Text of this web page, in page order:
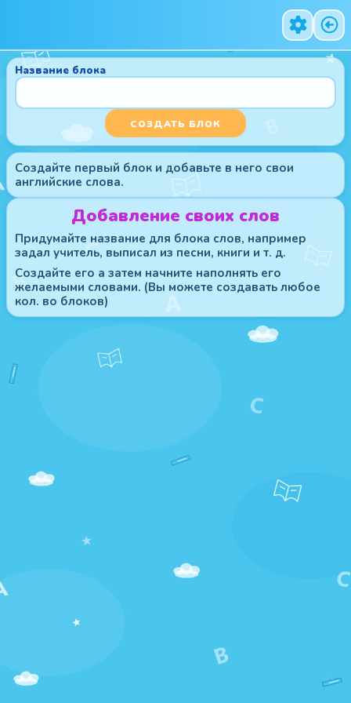
Название блока
СОЗДАТЬ БЛОК
Создайте первый блок и добавьте в него свои
английские слова.
Добавление своих слов
Придумайте название для блока слов, например
задал учитель, выписал из песни, книги и т. д.
Создайте его а затем начните наполнять его
желаемыми словами. (Вы можете создавать любое
кол. во блоков)